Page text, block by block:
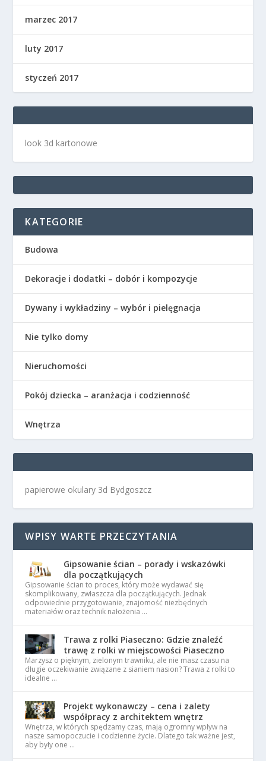
marzec 2017
luty 2017
styczeń 2017
look 3d kartonowe
KATEGORIE
Budowa
Dekoracje i dodatki – dobór i kompozycje
Dywany i wykładziny – wybór i pielęgnacja
Nie tylko domy
Nieruchomości
Pokój dziecka – aranżacja i codzienność
Wnętrza
papierowe okulary 3d Bydgoszcz
WPISY WARTE PRZECZYTANIA
Gipsowanie ścian – porady i wskazówki
dla początkujących
Gipsowanie ścian to proces, który może wydawać się
skomplikowany, zwłaszcza dla początkujących. Jednak
odpowiednie przygotowanie, znajomość niezbędnych
materiałów oraz technik nałożenia …
Trawa z rolki Piaseczno: Gdzie znaleźć
trawę z rolki w miejscowości Piaseczno
Marzysz o pięknym, zielonym trawniku, ale nie masz czasu na
długie oczekiwanie związane z sianiem nasion? Trawa z rolki to
idealne …
Projekt wykonawczy – cena i zalety
współpracy z architektem wnętrz
Wnętrza, w których spędzamy czas, mają ogromny wpływ na
nasze samopoczucie i codzienne życie. Dlatego tak ważne jest,
aby były one …